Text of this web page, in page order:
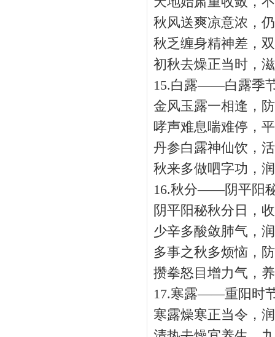
秋风送爽凉意浓，
秋乏缠身精神差，
初秋去燥正当时，
15.白露——白露季
金风玉露一相逢，
哮声难息喘难停，
丹参白露神仙饮，
秋来多做呬字功，
16.秋分——阴平阳
阴平阳秘秋分日，
少辛多酸敛肺气，
多事之秋多烦恼，
攒拳怒目增力气，
17.寒露——重阳时
寒露燥寒正当令，